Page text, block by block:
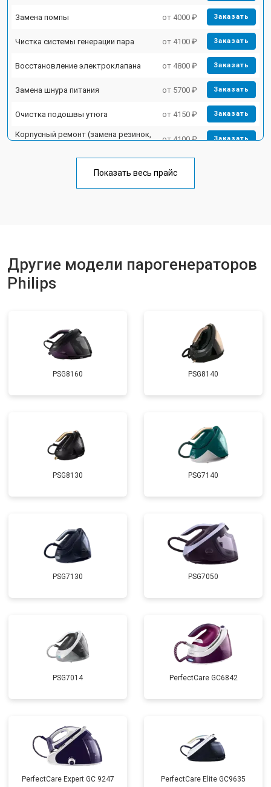
Замена помпы от 4000 ₽ Заказать
Чистка системы генерации пара от 4100 ₽ Заказать
Восстановление электроклапана от 4800 ₽ Заказать
Замена шнура питания от 5700 ₽ Заказать
Очистка подошвы утюга от 4150 ₽ Заказать
Корпусный ремонт (замена резинок,
креплений, кнопок)
от 4100 ₽ Заказать
Замена клапана давления от 5850 ₽
Показать весь прайс
Другие модели парогенераторов
Philips
PSG8160 PSG8140
PSG8130 PSG7140
PSG7130 PSG7050
PSG7014 PerfectCare GC6842
PerfectCare Expert GC 9247 PerfectCare Elite GC9635